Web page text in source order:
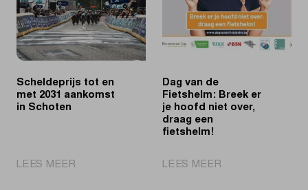
zege
in
Schoten
Scheldeprijs tot en
met 2031 aankomst
in Schoten
LEES MEER
Dag van de
Fietshelm: Breek er
je hoofd niet over,
draag een
fietshelm!
LEES MEER